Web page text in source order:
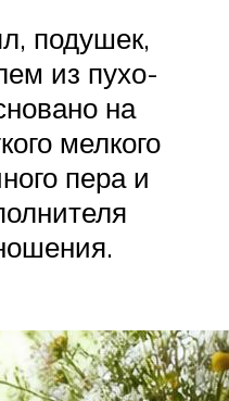
подушек,
из пухо-
на
мелкого
пера и